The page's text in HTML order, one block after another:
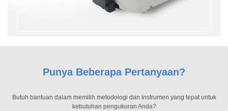
Punya Beberapa Pertanyaan?
Butuh bantuan dalam memilih metodologi dan instrumen yang tepat untuk
kebutuhan pengukuran Anda?